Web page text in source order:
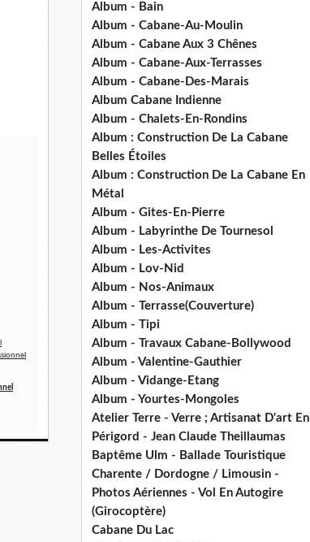
Album - Bain
Album - Cabane-Au-Moulin
Album - Cabane Aux 3 Chênes
Album - Cabane-Aux-Terrasses
Album - Cabane-Des-Marais
Album Cabane Indienne
Album - Chalets-En-Rondins
Album : Construction De La Cabane
Belles Étoiles
Album : Construction De La Cabane En
Métal
Album - Gites-En-Pierre
Album - Labyrinthe De Tournesol
Album - Les-Activites
Album - Lov-Nid
Album - Nos-Animaux
Album - Terrasse(Couverture)
Album - Tipi
Album - Travaux Cabane-Bollywood
Album - Valentine-Gauthier
Album - Vidange-Etang
Album - Yourtes-Mongoles
Atelier Terre - Verre ; Artisanat D'art En
Périgord - Jean Claude Theillaumas
Baptême Ulm - Ballade Touristique
Charente / Dordogne / Limousin -
Photos Aériennes - Vol En Autogire
(Girocoptère)
Cabane Du Lac